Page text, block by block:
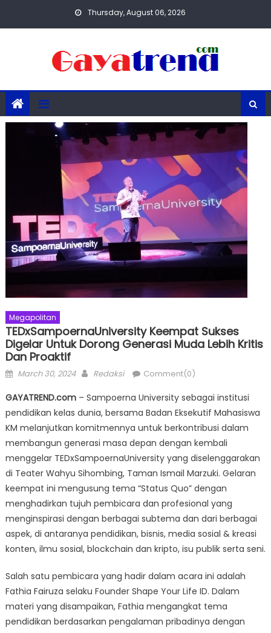
Thursday, August 06, 2026
Megapolitan
TEDxSampoernaUniversity Keempat Sukses
Digelar Untuk Dorong Generasi Muda Lebih Kritis
Dan Proaktif
Posted
March 30, 2024 Author
Redaksi Comment(0)
GAYATREND.com– Sampoerna University sebagai institusi
pendidikan kelas dunia, bersama Badan Eksekutif Mahasiswa
KM melanjutkan komitmennya untuk berkontribusi dalam
membangun generasi masa depan dengan kembali
menggelar TEDxSampoernaUniversity yang diselenggarakan
di Teater Wahyu Sihombing, Taman Ismail Marzuki. Gelaran
keempat ini mengusung tema “Status Quo” dengan
menghadirkan tujuh pembicara dan profesional yang
menginspirasi dengan berbagai subtema dan dari berbagai
aspek, di antaranya pendidikan, bisnis, media sosial & kreasi
konten, ilmu sosial, blockchain dan kripto, isu publik serta seni.
Salah satu pembicara yang hadir dalam acara ini adalah
Fathia Fairuza selaku Founder Shape Your Life ID. Dalam
materi yang disampaikan, Fathia mengangkat tema
pendidikan berdasarkan pengalaman pribadinya dengan